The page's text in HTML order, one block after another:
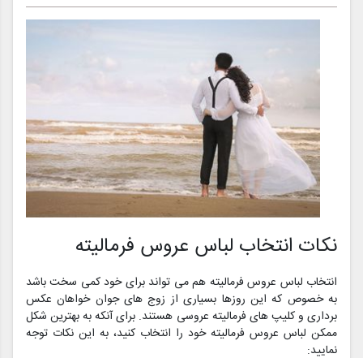
نکات انتخاب لباس عروس فرمالیته
انتخاب لباس عروس فرمالیته هم می تواند برای خود کمی سخت باشد
به خصوص که این روزها بسیاری از زوج های جوان خواهان عکس
برداری و کلیپ های فرمالیته عروسی هستند. برای آنکه به بهترین شکل
ممکن لباس عروس فرمالیته خود را انتخاب کنید، به این نکات توجه
نمایید: